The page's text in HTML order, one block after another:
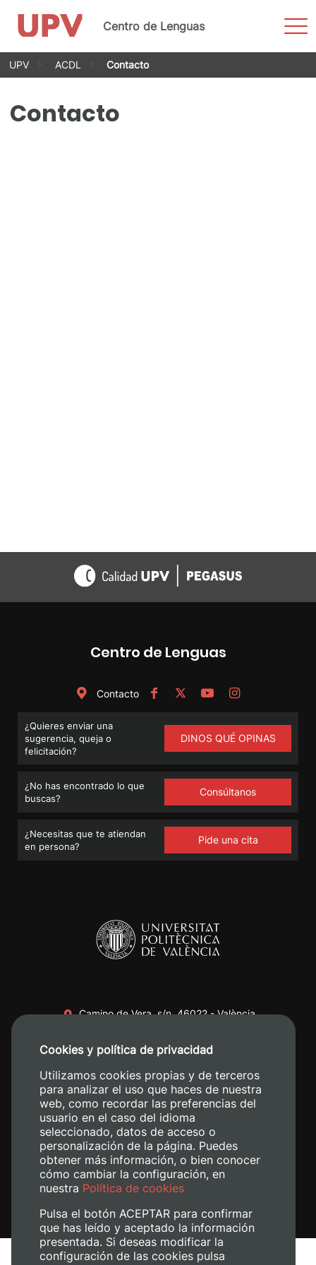
Saltar
Centro de Lenguas
UPV ACDL Contacto
Contacto
Centro de Lenguas
Contacto
¿Quieres enviar una
sugerencia, queja o
felicitación?
DINOS QUÉ OPINAS
¿No has encontrado lo que
buscas?
Consúltanos
¿Necesitas que te atiendan
en persona?
Pide una cita
Camino de Vera, s/n. 46022 - València
+34 620 04 00 50
Cookies y política de privacidad
Utilizamos cookies propias y de terceros
para analizar el uso que haces de nuestra
web, como recordar las preferencias del
usuario en el caso del idioma
seleccionado, datos de acceso o
personalización de la página. Puedes
obtener más información, o bien conocer
cómo cambiar la configuración, en
nuestra Política de cookies
Pulsa el botón ACEPTAR para confirmar
que has leído y aceptado la información
presentada. Si deseas modificar la
configuración de las cookies pulsa